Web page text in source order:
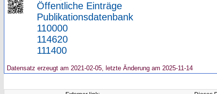
Öffentliche Einträge
Publikationsdatenbank
110000
114620
111400
Datensatz erzeugt am 2021-02-05, letzte Änderung am 2025-11-14